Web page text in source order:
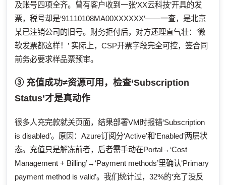
及账号四项全齐。曾有客户收到一张‘XX云科技’开具的发
票，税号却是‘91110108MA00XXXXXX’——一查，是北京
某已注销公司的旧号。财务拒付后，对方还理直气壮：‘微
软发票都这样！’ 实际上，CSP开票字段完全可控，签合同
前务必要求样品票预审。
③ 充值成功≠资源可用，检查‘Subscription
Status’才是真动作
很多人充完款就关页面，结果部署VM时报错‘Subscription
is disabled’。原因：Azure订阅分‘Active’和‘Enabled’两层状
态。充值只是解冻前者，后者需手动在Portal→‘Cost
Management + Billing’→‘Payment methods’里确认‘Primary
payment method is valid’。我们统计过，32%的‘充了没反